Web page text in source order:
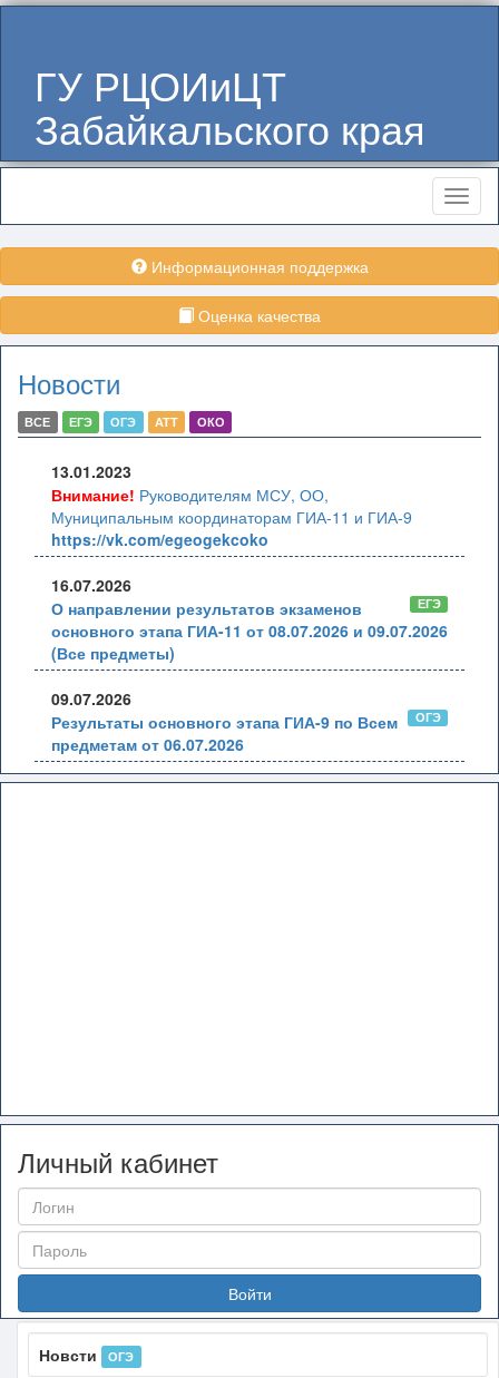
ГУ РЦОИиЦТ
Забайкальского края
Меню
Информационная поддержка
Оценка качества
Новости
ВСЕ ЕГЭ ОГЭ АТТ ОКО
13.01.2023
Внимание! Руководителям МСУ, ОО,
Муниципальным координаторам ГИА-11 и ГИА-9
https://vk.com/egeogekcoko
16.07.2026
ЕГЭ
О направлении результатов экзаменов
основного этапа ГИА-11 от 08.07.2026 и 09.07.2026
(Все предметы)
09.07.2026
ОГЭ
Результаты основного этапа ГИА-9 по Всем
предметам от 06.07.2026
Личный кабинет
Войти
Новсти ОГЭ